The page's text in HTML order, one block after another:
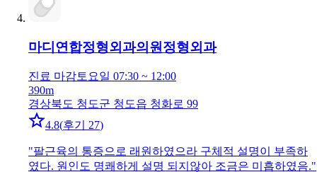
마디연합정형외과의원 정형외과
진료 마감토요일 07:30 ~ 12:00
390m
경상북도 청도군 청도읍 청화로 99
4.8(후기 27)
"팔근육의 통증으로 래원하였으라 구체적 설명이 부족하
였다. 원인도 명쾌하게 설명 되지않아 조금은 미흡하였음."